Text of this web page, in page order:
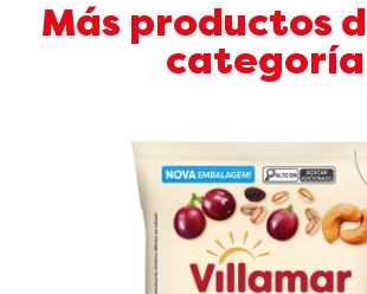
Más productos
categoría